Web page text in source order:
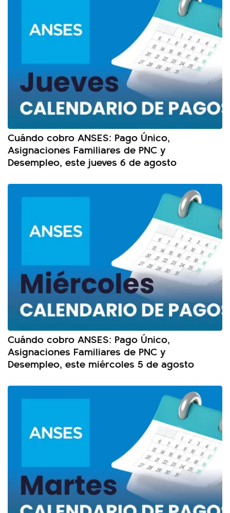
Cuándo cobro ANSES: Pago Único,
Asignaciones Familiares de PNC y
Desempleo, este jueves 6 de agosto
Cuándo cobro ANSES: Pago Único,
Asignaciones Familiares de PNC y
Desempleo, este miércoles 5 de agosto